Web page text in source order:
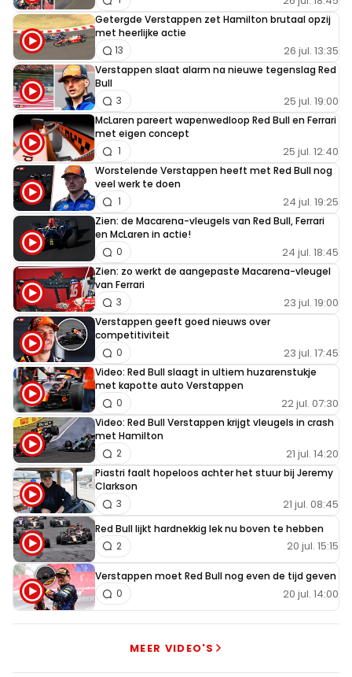
Getergde Verstappen zet Hamilton brutaal opzij
met heerlijke actie
26 jul. 13:35
13
Verstappen slaat alarm na nieuwe tegenslag Red
Bull
25 jul. 19:00
3
McLaren pareert wapenwedloop Red Bull en Ferrari
met eigen concept
25 jul. 12:40
1
Worstelende Verstappen heeft met Red Bull nog
veel werk te doen
24 jul. 19:25
1
Zien: de Macarena-vleugels van Red Bull, Ferrari
en McLaren in actie!
24 jul. 18:45
0
Zien: zo werkt de aangepaste Macarena-vleugel
van Ferrari
23 jul. 19:00
3
Verstappen geeft goed nieuws over
competitiviteit
23 jul. 17:45
0
Video: Red Bull slaagt in ultiem huzarenstukje
met kapotte auto Verstappen
22 jul. 07:30
0
Video: Red Bull Verstappen krijgt vleugels in crash
met Hamilton
21 jul. 14:20
2
Piastri faalt hopeloos achter het stuur bij Jeremy
Clarkson
21 jul. 08:45
3
Red Bull lijkt hardnekkig lek nu boven te hebben
20 jul. 15:15
2
Verstappen moet Red Bull nog even de tijd geven
20 jul. 14:00
0
MEER VIDEO'S